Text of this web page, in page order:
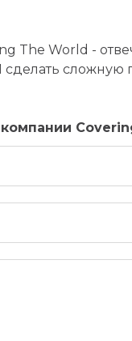
The World -
сделать